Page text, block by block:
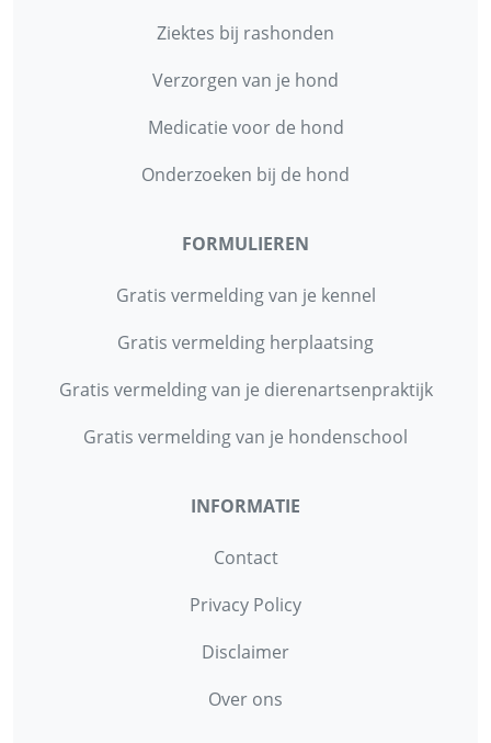
Ziektes bij rashonden
Verzorgen van je hond
Medicatie voor de hond
Onderzoeken bij de hond
FORMULIEREN
Gratis vermelding van je kennel
Gratis vermelding herplaatsing
Gratis vermelding van je dierenartsenpraktijk
Gratis vermelding van je hondenschool
INFORMATIE
Contact
Privacy Policy
Disclaimer
Over ons